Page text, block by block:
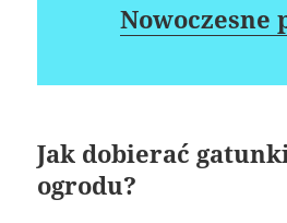
Nowoczesne
Jak dobierać
ogrodu?